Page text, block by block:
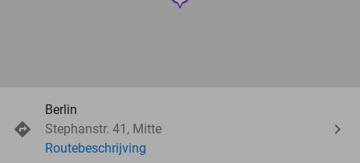
Berlin
Stephanstr. 41, Mitte
Routebeschrijving